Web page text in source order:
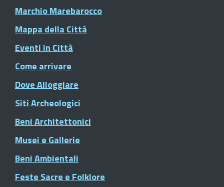
Marchio Marebarocco
Mappa della Città
Eventi in Città
Come arrivare
Dove Alloggiare
Siti Archeologici
Beni Architettonici
Musei e Gallerie
Beni Ambientali
Feste Sacre e Folklore